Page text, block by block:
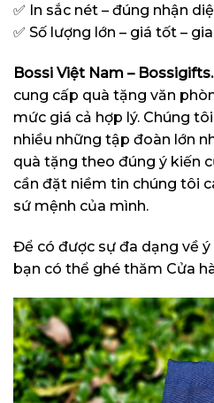
✅ In sắc nét – đúng nhận
✅ Số lượng lớn – giá tốt –
Bossi Việt Nam –
cung cấp quà tặng văn
mức giá cả hợp lý. Chúng
nhiều những tập đoàn lớn
quà tặng theo đúng ý kiến
cần đặt niềm tin chúng tôi
sứ mệnh của mình.
Để có được sự đa dạng về
bạn có thể ghé thăm Cửa